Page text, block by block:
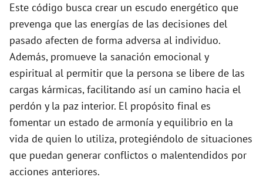
Este código busca crear un escudo energético que
prevenga que las energías de las decisiones del
pasado afecten de forma adversa al individuo.
Además, promueve la sanación emocional y
espiritual al permitir que la persona se libere de las
cargas kármicas, facilitando así un camino hacia el
perdón y la paz interior. El propósito final es
fomentar un estado de armonía y equilibrio en la
vida de quien lo utiliza, protegiéndolo de situaciones
que puedan generar conflictos o malentendidos por
acciones anteriores.